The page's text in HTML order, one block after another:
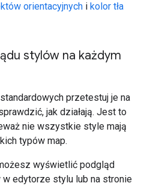
orientacyjnych i kolor tła
stylów na każdym
przetestuj je na
jak działają. Jest to
nie wszystkie style mają
typów map.
wyświetlić podgląd
edytorze stylu lub na stronie